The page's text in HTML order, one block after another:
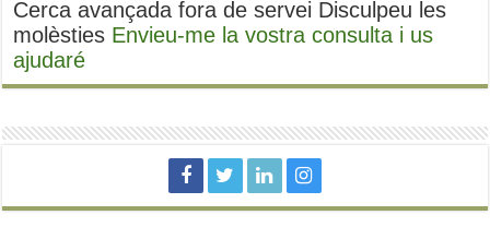
Cerca avançada fora de servei Disculpeu les
molèsties Envieu-me la vostra consulta i us
ajudaré